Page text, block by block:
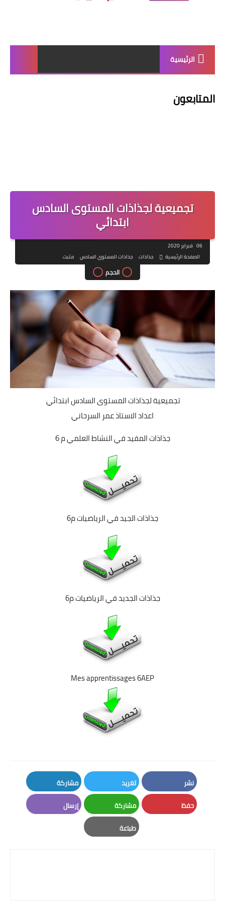
الرئيسية
المتابعون
تجميعية لجذاذات المستوى السادس
ابتدائي
06 فبراير 2020
الصفحة الرئيسية
جذاذات جذاذات المستوى السادس مثبت
الحجم
تجميعية لجذاذات المستوى السادس ابتدائي
اعداد الاستاذ عمر السرحاني
جذاذات المفيد في النشاط العلمي م 6
جذاذات الجيد في الرياضيات م6
جذاذات الجديد في الرياضيات م6
Mes apprentissages 6AEP
نشر
Facebook
تغريد
Twitter
مشاركة
LinkedIn
حفظ مشاركة
Whatsapp
إرسال
طباعة